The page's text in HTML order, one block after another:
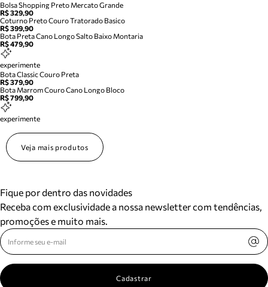
Bolsa Shopping Preto Mercato Grande
R$ 329,90
Coturno Preto Couro Tratorado Basico
R$ 399,90
Bota Preta Cano Longo Salto Baixo Montaria
R$ 479,90
experimente
Bota Classic Couro Preta
R$ 379,90
Bota Marrom Couro Cano Longo Bloco
R$ 799,90
experimente
Veja mais produtos
Fique por dentro das novidades
Receba com exclusividade a nossa newsletter com tendências,
promoções e muito mais.
Cadastrar